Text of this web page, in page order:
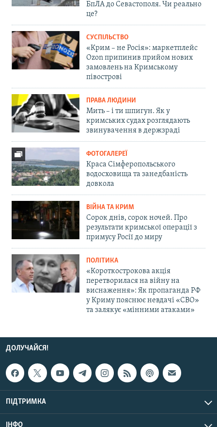
БпЛА до Севастополя. Чи реально
це?
СУСПІЛЬСТВО
«Крим – не Росія»: маркетплейс
Ozon припинив прийом нових
замовлень на Кримському
півострові
ПРАВА ЛЮДИНИ
Мить – і ти шпигун. Як у
кримських судах розглядають
звинувачення в держзраді
ФОТОГАЛЕРЕЇ
Краса Сімферопольського
водосховища та занедбаність
довкола
ВІЙНА ТА КРИМ
Сорок днів, сорок ночей. Про
результати кримської операції з
примусу Росії до миру
ПОЛІТИКА
«Короткострокова акція
перетворилася на війну на
виснаження»: Як пропаганда РФ
у Криму пояснює невдачі «СВО»
та залякує «мінними атаками»
ДОЛУЧАЙСЯ!
ПІДТРИМКА
ІНФО